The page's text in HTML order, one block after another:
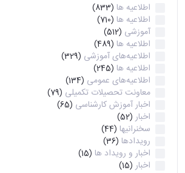
اطلاعیه ها (833)
اطلاعیه ها (710)
آموزشی (512)
اطلاعیه ها (489)
اطلاعیه‌های‌ آموزشی (329)
اطلاعیه ها (245)
اطلاعیه‌های عمومی (134)
معاونت تحصیلات تکمیلی (79)
اخبار آموزش کارشناسی (65)
اخبار (52)
سخنرانیها (44)
رویدادها (36)
اخبار و رویداد ها (15)
اخبار (15)